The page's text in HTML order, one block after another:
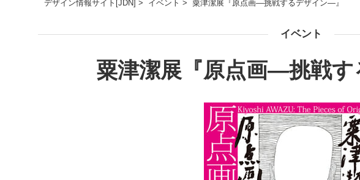
デザイン情報サイト[JDN] > イベント > 粟津潔展『原点画―挑戦するデザイン―』
イベント
粟津潔展『原点画―挑戦す